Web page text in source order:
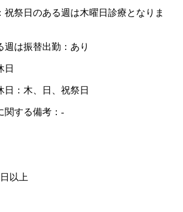
祝祭日のある週は木曜日診療となりま
週は振替出勤：あり
日
日：木、日、祝祭日
関する備考：-
以上